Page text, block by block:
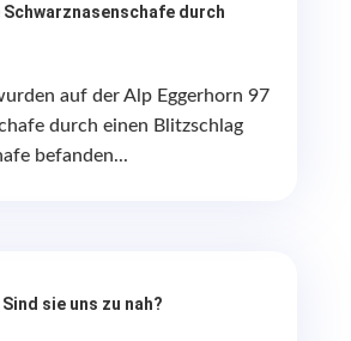
durch
auf der Alp Eggerhorn 97
durch einen Blitzschlag
befanden...
sie uns zu nah?